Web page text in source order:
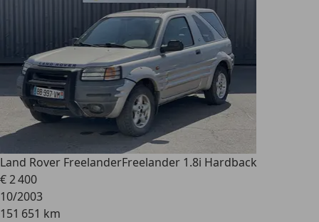
Land Rover FreelanderFreelander 1.8i Hardback
€ 2 400
10/2003
151 651 km